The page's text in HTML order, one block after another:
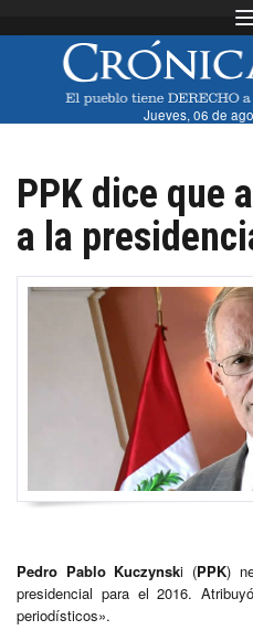
Jueves, 06 de
PPK dice que
a la
Pedro Pablo Kuczynski (PPK)
presidencial para el 2016.
periodísticos».